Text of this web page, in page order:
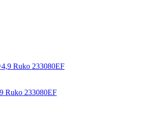
Ruko 233080EF